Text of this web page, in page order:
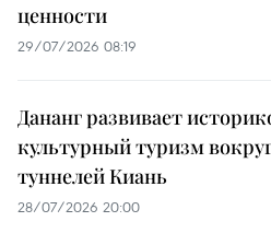
ценности
29/07/2026 08:19
Дананг развивает
культурный туризм
туннелей Киань
28/07/2026 20:00